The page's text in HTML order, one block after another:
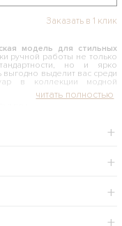
Заказать в 1 клик
модель для стильных
ручной работы не только
но и ярко
выделит вас среди
в коллекции модной
и в вашем образе
с легкими платьями или
ансамбль, если в
красную вязаную сумку по